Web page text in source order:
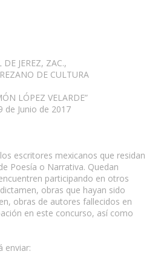
JEREZ, ZAC.,
DE CULTURA
LÓPEZ VELARDE”
de Junio de 2017
escritores mexicanos que residan
Poesía o Narrativa. Quedan
participando en otros
obras que hayan sido
obras de autores fallecidos en
en este concurso, así como
enviar: